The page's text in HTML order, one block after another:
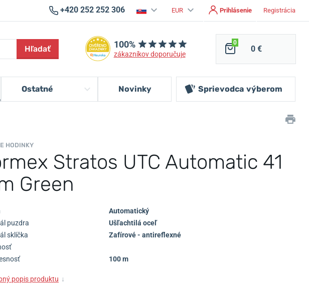
+420 252 252 306 EUR Prihlásenie Registrácia
Hľadať 100%
zákazníkov doporučuje
0
0 €
Ostatné Novinky Sprievodca výberom
HODINKY
Stratos UTC Automatic 41
Green
Automatický
puzdra
Ušľachtilá oceľ
sklíčka
Zafírové - antireflexné
100 m
popis produktu ↓